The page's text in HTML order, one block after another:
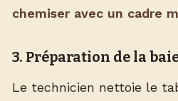
chemiser avec un cadre
3. Préparation de la
Le technicien nettoie le